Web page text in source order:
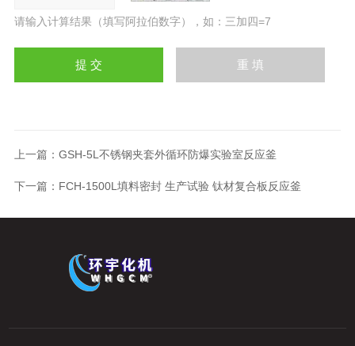
请输入计算结果（填写阿拉伯数字），如：三加四=7
上一篇： GSH-5L不锈钢夹套外循环防爆实验室反应釜
下一篇： FCH-1500L填料密封 生产试验 钛材复合板反应釜